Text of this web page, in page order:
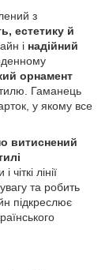
з
естетику й
і надійний
орнамент
Гаманець
у якому все
витиснений
лінії
та робить
підкреслює